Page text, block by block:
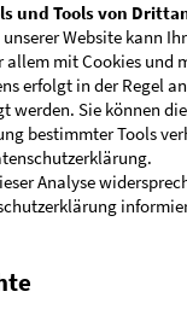
und Tools von
unserer Website kann
allem mit Cookies und
erfolgt in der Regel
werden. Sie können
bestimmter Tools
Analyse